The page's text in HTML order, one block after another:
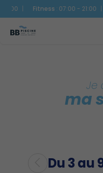
| Fitness:07:00 - 21:00 |
Je
ma
Du 3 au